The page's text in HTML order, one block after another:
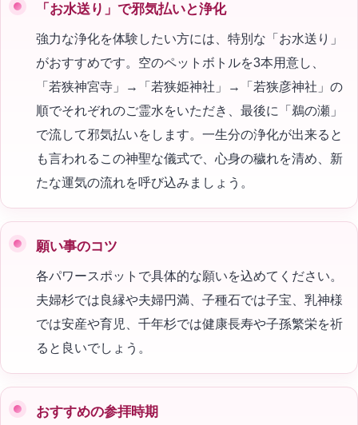
「お水送り」で邪気払いと浄化
強力な浄化を体験したい方には、特別な「お水送り」
がおすすめです。空のペットボトルを3本用意し、
「若狭神宮寺」→「若狭姫神社」→「若狭彦神社」の
順でそれぞれのご霊水をいただき、最後に「鵜の瀬」
で流して邪気払いをします。一生分の浄化が出来ると
も言われるこの神聖な儀式で、心身の穢れを清め、新
たな運気の流れを呼び込みましょう。
願い事のコツ
各パワースポットで具体的な願いを込めてください。
夫婦杉では良縁や夫婦円満、子種石では子宝、乳神様
では安産や育児、千年杉では健康長寿や子孫繁栄を祈
ると良いでしょう。
おすすめの参拝時期